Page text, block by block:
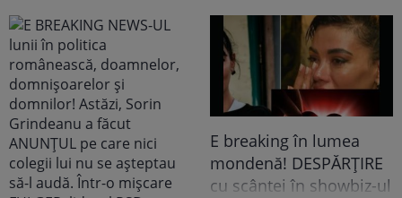
E breaking în lumea
mondenă! DESPĂRȚIRE
cu scântei în showbiz-ul